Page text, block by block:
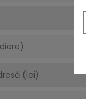
(lei)